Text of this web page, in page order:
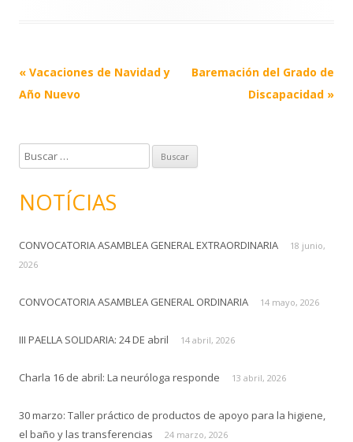
Post
navigation
« Vacaciones de Navidad y
Año Nuevo
Baremación del Grado de
Discapacidad »
u
c
r
:
NOTÍCIAS
CONVOCATORIA ASAMBLEA GENERAL EXTRAORDINARIA
18 junio,
2026
CONVOCATORIA ASAMBLEA GENERAL ORDINARIA 14 mayo, 2026
III PAELLA SOLIDARIA: 24 DE abril 14 abril, 2026
Charla 16 de abril: La neuróloga responde 13 abril, 2026
30 marzo: Taller práctico de productos de apoyo para la higiene,
el baño y las transferencias
24 marzo, 2026